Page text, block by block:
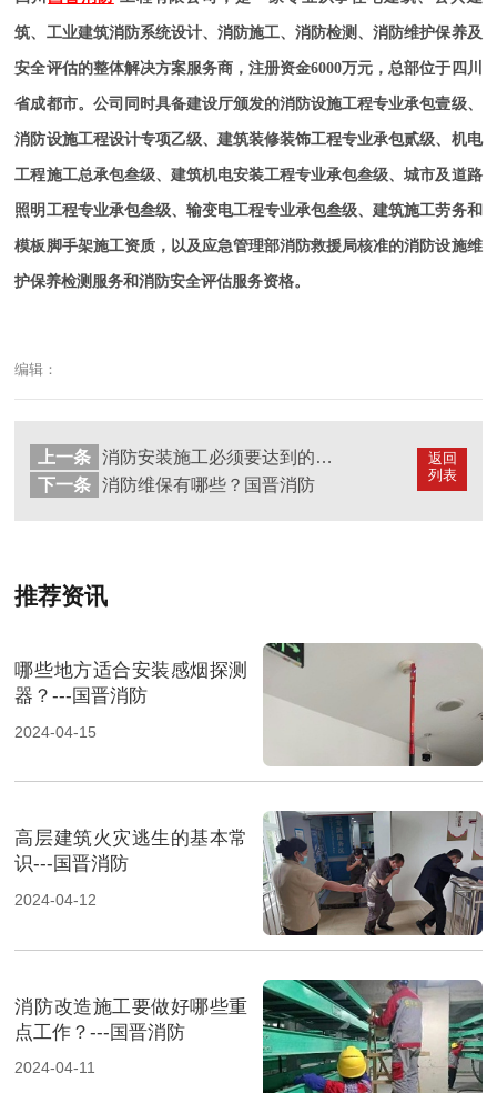
筑、工业建筑消防系统设计、消防施工、消防检测、消防维护保养及
安全评估的整体解决方案服务商，注册资金6000万元，总部位于四川
省成都市。公司同时具备建设厅颁发的消防设施工程专业承包壹级、
消防设施工程设计专项乙级、建筑装修装饰工程专业承包贰级、机电
工程施工总承包叁级、建筑机电安装工程专业承包叁级、城市及道路
照明工程专业承包叁级、输变电工程专业承包叁级、建筑施工劳务和
模板脚手架施工资质，以及应急管理部消防救援局核准的消防设施维
护保养检测服务和消防安全评估服务资格。
编辑：
返回
列表
上一条
消防安装施工必须要达到的防火要求？---国晋消防
下一条
消防维保有哪些？国晋消防
推荐资讯
哪些地方适合安装感烟探测
器？---国晋消防
2024-04-15
高层建筑火灾逃生的基本常
识---国晋消防
2024-04-12
消防改造施工要做好哪些重
点工作？---国晋消防
2024-04-11